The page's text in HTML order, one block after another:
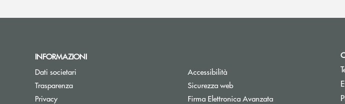
INFORMAZIONI
Dati societari
Trasparenza
Privacy
Accessibilità
Sicurezza web
Firma Elettronica Avanzata